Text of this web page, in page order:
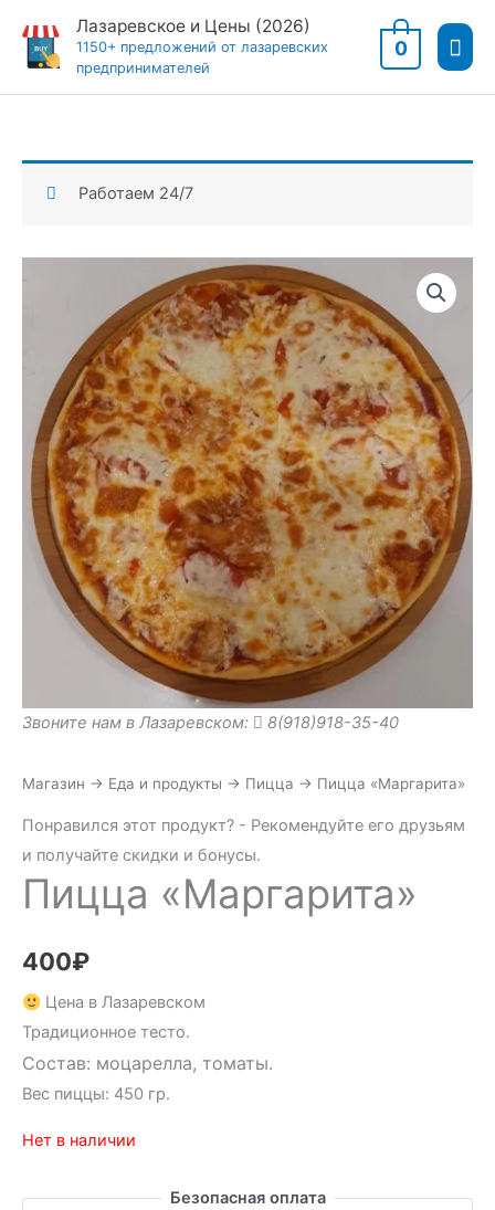
содержимому
Лазаревское и Цены (2026)
1150+ предложений от лазаревских
предпринимателей
0
Работаем 24/7
Звоните нам в Лазаревском: 8(918)918-35-40
Магазин → Еда и продукты → Пицца → Пицца «Маргарита»
Понравился этот продукт? - Рекомендуйте его друзьям
и получайте скидки и бонусы.
Пицца «Маргарита»
400₽
Цена в Лазаревском
Традиционное тесто.
Состав: моцарелла, томаты.
Вес пиццы: 450 гр.
Нет в наличии
Безопасная оплата